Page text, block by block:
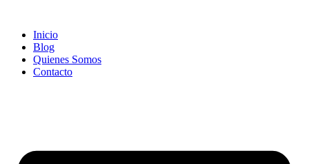
contenido
Inicio
Blog
Quienes Somos
Contacto